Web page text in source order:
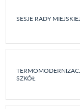
SESJE RADY MIEJSKIEJ
SZKÓŁ